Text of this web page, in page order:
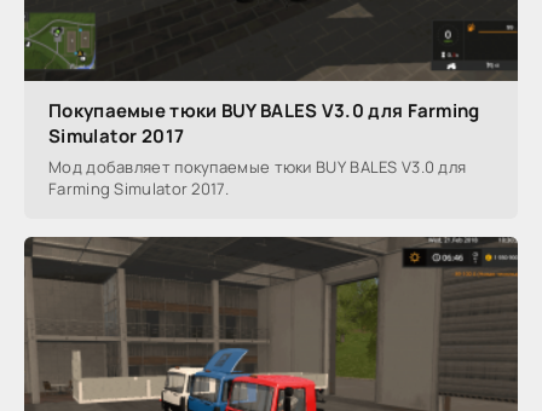
Покупаемые тюки BUY BALES V3.0 для Farming
Simulator 2017
Мод добавляет покупаемые тюки BUY BALES V3.0 для
Farming Simulator 2017.